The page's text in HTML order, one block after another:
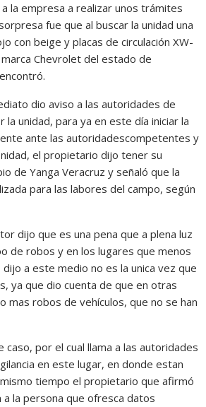
la empresa a realizar unos trámites
fue que al buscar la unidad una
con beige y placas de circulación XW-
Chevrolet del estado de
dio aviso a las autoridades de
unidad, para ya en este día iniciar la
ante las autoridadescompetentes y
el propietario dijo tener su
de Yanga Veracruz y señaló que la
para las labores del campo, según
dijo que es una pena que a plena luz
de robos y en los lugares que menos
dijo a este medio no es la unica vez que
ya que dio cuenta de que en otras
mas robos de vehículos, que no se han
por el cual llama a las autoridades
en este lugar, en donde estan
tiempo el propietario que afirmó
a la persona que ofresca datos